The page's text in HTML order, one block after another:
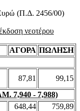
Ευρώ (Π.Δ. 2456/00)
νεοτέρου
ΑΓΟΡΑ ΠΩΛΗΣΗ
87,81
99,15
7,940 - 7,988)
648,44
759,89